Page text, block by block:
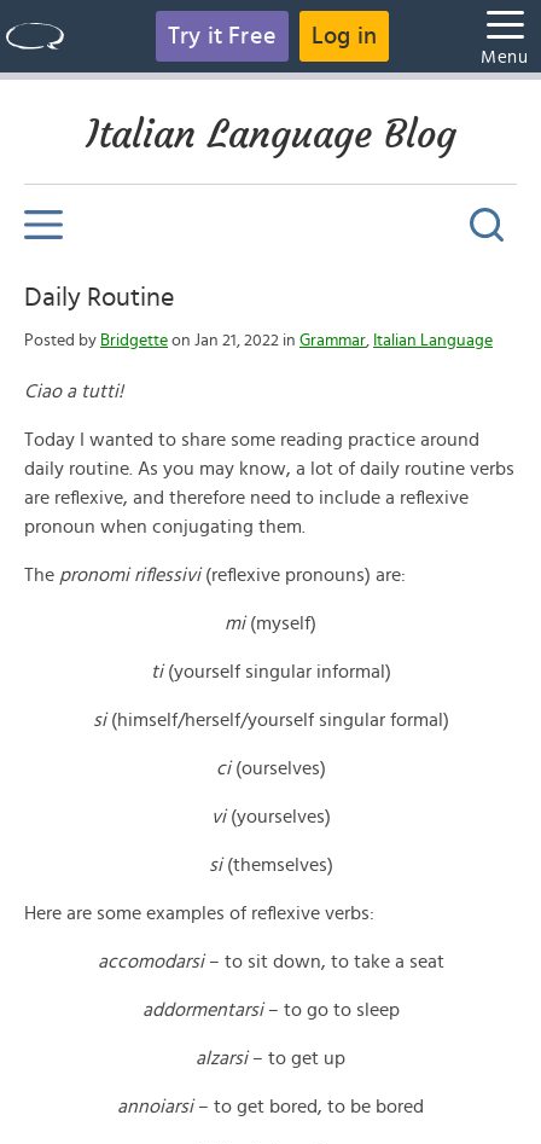
Try it Free Log in
Menu
Italian Language Blog
Daily Routine
Posted by Bridgette on Jan 21, 2022 in Grammar, Italian Language
Ciao a tutti!
Today I wanted to share some reading practice around
daily routine. As you may know, a lot of daily routine verbs
are reflexive, and therefore need to include a reflexive
pronoun when conjugating them.
The pronomi riflessivi(reflexive pronouns) are:
mi(myself)
ti(yourself singular informal)
si(himself/herself/yourself singular formal)
ci(ourselves)
vi(yourselves)
si(themselves)
Here are some examples of reflexive verbs:
accomodarsi– to sit down, to take a seat
addormentarsi– to go to sleep
alzarsi– to get up
annoiarsi– to get bored, to be bored